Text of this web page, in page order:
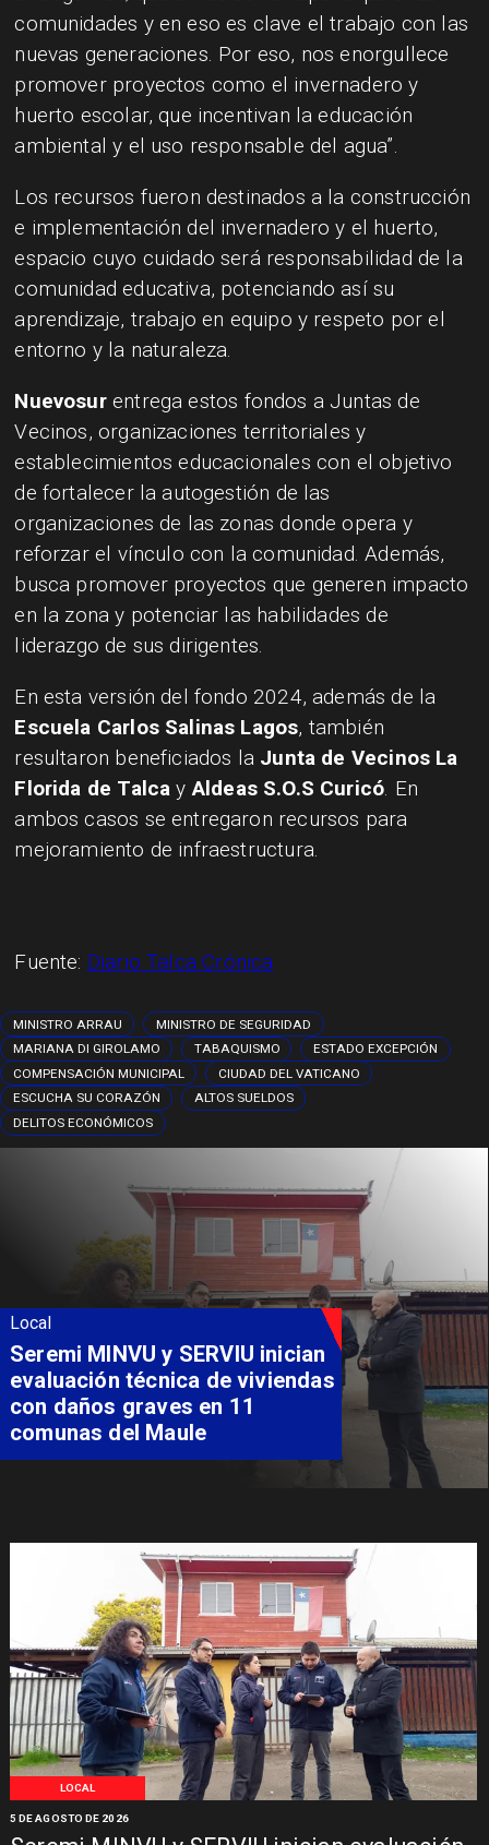
comunidades y en eso es clave el trabajo con las
nuevas generaciones. Por eso, nos enorgullece
promover proyectos como el invernadero y
huerto escolar, que incentivan la educación
ambiental y el uso responsable del agua”.
Los recursos fueron destinados a la construcción
e implementación del invernadero y el huerto,
espacio cuyo cuidado será responsabilidad de la
comunidad educativa, potenciando así su
aprendizaje, trabajo en equipo y respeto por el
entorno y la naturaleza.
Nuevosurentrega estos fondos a Juntas de
Vecinos, organizaciones territoriales y
establecimientos educacionales con el objetivo
de fortalecer la autogestión de las
organizaciones de las zonas donde opera y
reforzar el vínculo con la comunidad. Además,
busca promover proyectos que generen impacto
en la zona y potenciar las habilidades de
liderazgo de sus dirigentes.
En esta versión del fondo 2024, además de la
Escuela Carlos Salinas Lagos, también
resultaron beneficiados la Junta de Vecinos La
Florida de Talca yAldeas S.O.S Curicó. En
ambos casos se entregaron recursos para
mejoramiento de infraestructura.
Fuente: Diario Talca Crónica
MINISTRO ARRAU
MINISTRO DE SEGURIDAD
MARIANA DI GIROLAMO
TABAQUISMO
ESTADO EXCEPCIÓN
COMPENSACIÓN MUNICIPAL
CIUDAD DEL VATICANO
ESCUCHA SU CORAZÓN
ALTOS SUELDOS
DELITOS ECONÓMICOS
LOCAL
5 DE AGOSTO DE 2026
Local
Fondo Orasmi entrega apoyo a
familia de Romeral para
costear alimentación
especializada de niño con
Síndrome de Intestino Corto